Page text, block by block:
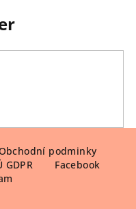
podminky
GDPR
Facebook